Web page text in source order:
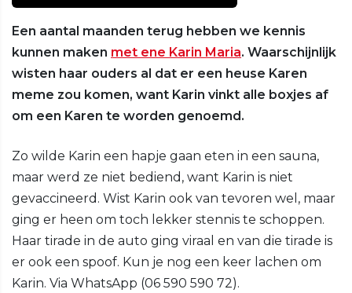
Een aantal maanden terug hebben we kennis
kunnen maken met ene Karin Maria. Waarschijnlijk
wisten haar ouders al dat er een heuse Karen
meme zou komen, want Karin vinkt alle boxjes af
om een Karen te worden genoemd.
Zo wilde Karin een hapje gaan eten in een sauna,
maar werd ze niet bediend, want Karin is niet
gevaccineerd. Wist Karin ook van tevoren wel, maar
ging er heen om toch lekker stennis te schoppen.
Haar tirade in de auto ging viraal en van die tirade is
er ook een spoof. Kun je nog een keer lachen om
Karin. Via WhatsApp (06 590 590 72).